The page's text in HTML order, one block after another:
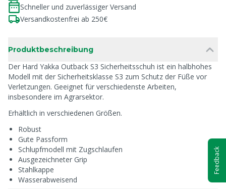
Schneller und zuverlässiger Versand
Versandkostenfrei ab 250€
Produktbeschreibung
Der Hard Yakka Outback S3 Sicherheitsschuh ist ein halbhohes
Modell mit der Sicherheitsklasse S3 zum Schutz der Füße vor
Verletzungen. Geeignet für verschiedenste Arbeiten,
insbesondere im Agrarsektor.
Erhältlich in verschiedenen Größen.
Robust
Gute Passform
Schlupfmodell mit Zugschlaufen
Ausgezeichneter Grip
Stahlkappe
Wasserabweisend
Feedback